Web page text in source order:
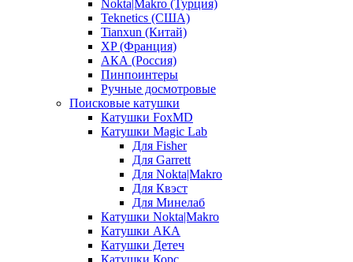
Nokta|Makro (Турция)
Teknetics (США)
Tianxun (Китай)
XP (Франция)
АКА (Россия)
Пинпоинтеры
Ручные досмотровые
Поисковые катушки
Катушки FoxMD
Катушки Magic Lab
Для Fisher
Для Garrett
Для Nokta|Makro
Для Квэст
Для Минелаб
Катушки Nokta|Makro
Катушки АКА
Катушки Детеч
Катушки Корс